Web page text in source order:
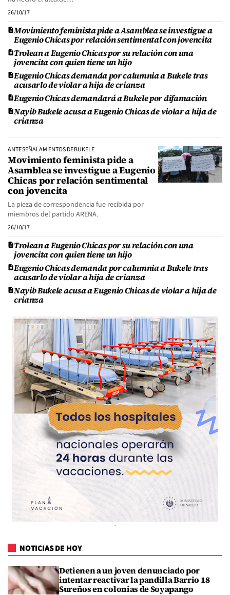
26/10/17
Movimiento feminista pide a Asamblea se investigue a
Eugenio Chicas por relación sentimental con jovencita
Trolean a Eugenio Chicas por su relación con una
jovencita con quien tiene un hijo
Eugenio Chicas demanda por calumnia a Bukele tras
acusarlo de violar a hija de crianza
Eugenio Chicas demandará a Bukele por difamación
Nayib Bukele acusa a Eugenio Chicas de violar a hija de
crianza
ANTE SEÑALAMIENTOS DE BUKELE
Movimiento feminista pide a
Asamblea se investigue a Eugenio
Chicas por relación sentimental
con jovencita
La pieza de correspondencia fue recibida por
miembros del partido ARENA.
26/10/17
Trolean a Eugenio Chicas por su relación con una
jovencita con quien tiene un hijo
Eugenio Chicas demanda por calumnia a Bukele tras
acusarlo de violar a hija de crianza
Nayib Bukele acusa a Eugenio Chicas de violar a hija de
crianza
NOTICIAS DE HOY
Detienen a un joven denunciado por
intentar reactivar la pandilla Barrio 18
Sureños en colonias de Soyapango